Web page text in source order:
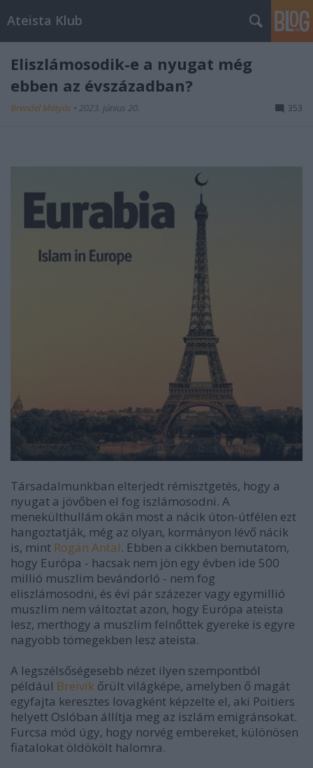
Ateista Klub
Eliszlámosodik-e a nyugat még
ebben az évszázadban?
Brendel Mátyás • 2023. június 20. 353
Társadalmunkban elterjedt rémisztgetés, hogy a
nyugat a jövőben el fog iszlámosodni. A
menekülthullám okán most a nácik úton-útfélen ezt
hangoztatják, még az olyan, kormányon lévő nácik
is, mint Rogán Antal. Ebben a cikkben bemutatom,
hogy Európa - hacsak nem jön egy évben ide 500
millió muszlim bevándorló - nem fog
eliszlámosodni, és évi pár százezer vagy egymillió
muszlim nem változtat azon, hogy Európa ateista
lesz, merthogy a muszlim felnőttek gyereke is egyre
nagyobb tömegekben lesz ateista.
A legszélsőségesebb nézet ilyen szempontból
például Breivik őrült világképe, amelyben ő magát
egyfajta keresztes lovagként képzelte el, aki Poitiers
helyett Oslóban állítja meg az iszlám emigránsokat.
Furcsa mód úgy, hogy norvég embereket, különösen
fiatalokat öldökölt halomra.